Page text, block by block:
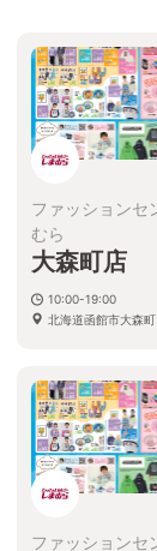
ファッションセ
むら
大森町店
10:00-19:00
北海道函館市大森町
ファッションセ